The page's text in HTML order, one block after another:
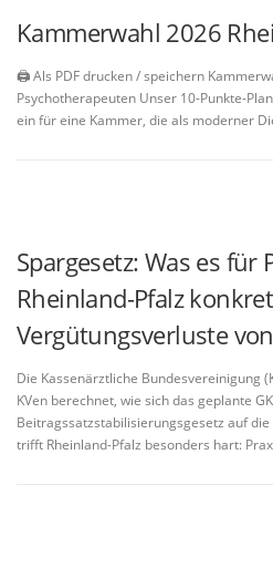
Kammerwahl 2026
🖨️ Als PDF drucken / speichern
Psychotherapeuten Unser 10-Punkte-
ein für eine Kammer, die als moderner
Spargesetz: Was es für
Rheinland-Pfalz
Vergütungsverluste
Die Kassenärztliche Bundesvereinigung
KVen berechnet, wie sich das geplante
Beitragssatzstabilisierungsgesetz auf
trifft Rheinland-Pfalz besonders hart: